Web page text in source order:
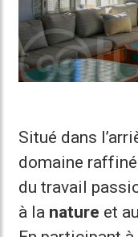
Situé dans
domaine
du travail
à la nature et